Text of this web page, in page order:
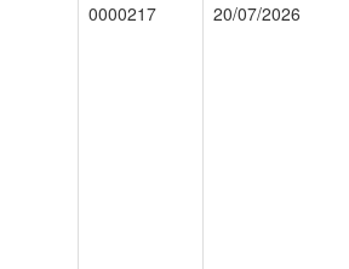
0000217 20/07/2026